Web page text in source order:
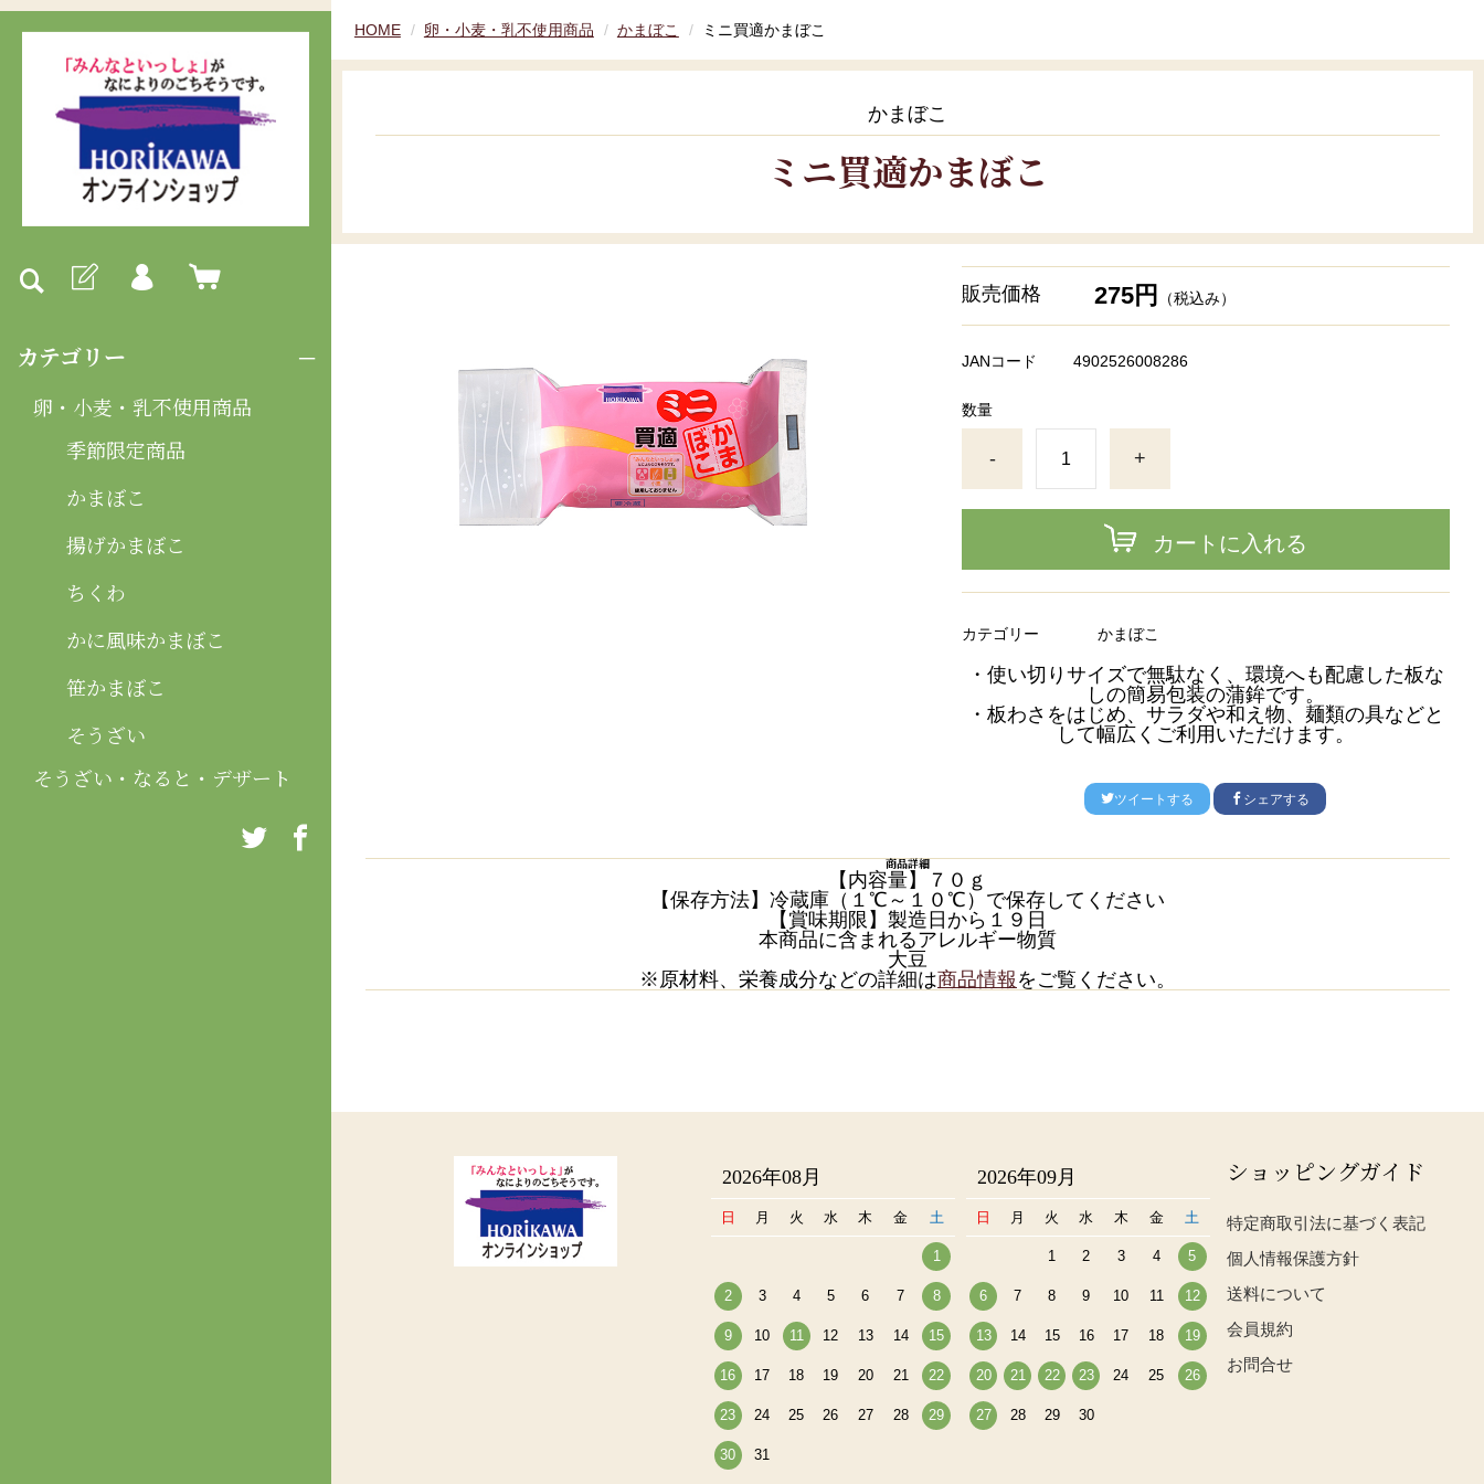
カテゴリー
卵・小麦・乳不使用商品
季節限定商品
かまぼこ
揚げかまぼこ
ちくわ
かに風味かまぼこ
笹かまぼこ
そうざい
そうざい・なると・デザート
HOME 卵・小麦・乳不使用商品 かまぼこ ミニ買適かまぼこ
かまぼこ
ミニ買適かまぼこ
販売価格 275円 （税込み）
JANコード 4902526008286
数量
- +
カートに入れる
カテゴリー かまぼこ
・使い切りサイズで無駄なく、環境へも配慮した板な
しの簡易包装の蒲鉾です。
・板わさをはじめ、サラダや和え物、麺類の具などと
して幅広くご利用いただけます。
ツイートする シェアする
商品詳細
【内容量】７０ｇ
【保存方法】冷蔵庫（１℃～１０℃）で保存してください
【賞味期限】製造日から１９日
本商品に含まれるアレルギー物質
大豆
※原材料、栄養成分などの詳細は商品情報 をご覧ください。
2026年08月
日 月 火 水 木 金 土
1
2 3 4 5 6 7 8
9 10 11 12 13 14 15
16 17 18 19 20 21 22
23 24 25 26 27 28 29
30 31
2026年09月
日 月 火 水 木 金 土
1 2 3 4 5
6 7 8 9 10 11 12
13 14 15 16 17 18 19
20 21 22 23 24 25 26
27 28 29 30
ショッピングガイド
特定商取引法に基づく表記
個人情報保護方針
送料について
会員規約
お問合せ